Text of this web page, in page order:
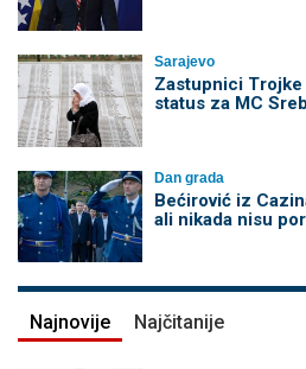
Sarajevo
Zastupnici
status za MC
Dan grada
Bećirović iz
ali nikada nisu
Najnovije Najčitanije